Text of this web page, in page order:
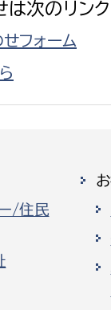
次のリン
フォーム
/住民